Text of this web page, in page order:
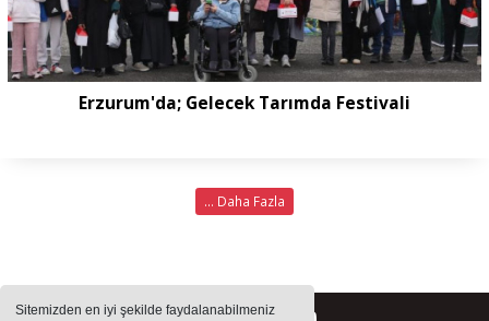
Sitemizden en iyi şekilde faydalanabilmeniz
Erzurum'da; Gelecek Tarımda Festivali
... Daha Fazla